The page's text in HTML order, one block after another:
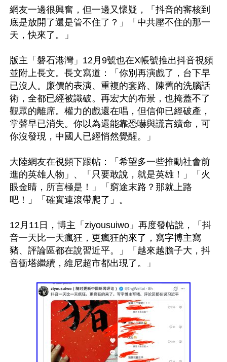
網友一邊很興奮，但一邊又懷疑，「抖音的審核到
底是放開了還是管不住了？」「中共壓不住的那一
天，快來了。」
版主「磐石港灣」12月9號也在X帳號推出抖音視頻
並附上長文。長文寫道：「你別再演戲了，台下早
已沒人。廉價的表演、重複的套路、陳舊的洗腦話
術，全都已經被識破。再宏大的布景，也掩蓋不了
觀眾的離席。權力的戲還在唱，但信仰已經破產，
掌聲早已消失。你以為還能靠恐嚇與謊言續命，可
你沒發現，中國人已經悄然覺醒。」
大陸網友在視頻下跟帖：「希望多一些推動社會前
進的英雄人物」、「只要敢說，就是英雄！」「火
眼金睛，所言極是！」「窮途末路？那就上路
吧！」「確實連滾帶爬了」。
12月11日，博主「ziyousuiwo」再度發帖說，「抖
音一天比一天瘋狂，更瘋狂的來了，寫字博主寫
豬、評論區都在說習近平。」「越來越膽子大，抖
音衝塔繼續，維尼超市都出現了。」